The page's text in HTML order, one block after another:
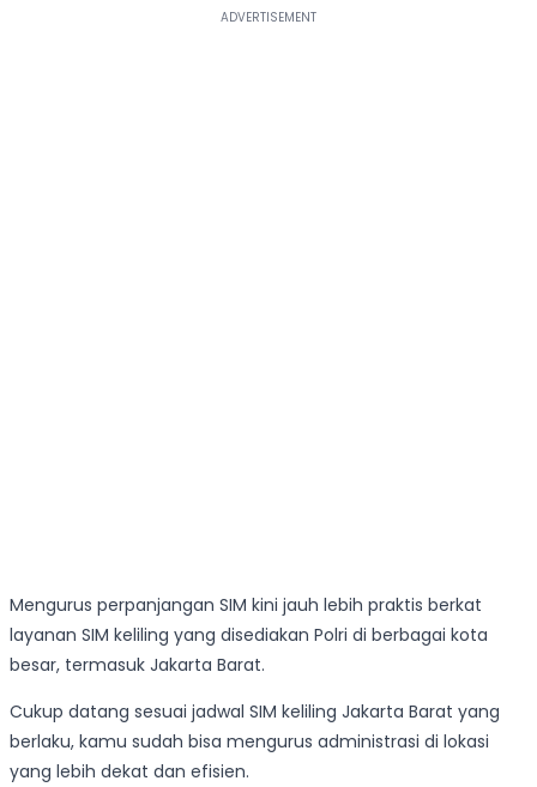
Mengurus perpanjangan SIM kini jauh lebih praktis berkat
layanan SIM keliling yang disediakan Polri di berbagai kota
besar, termasuk Jakarta Barat.
Cukup datang sesuai jadwal SIM keliling Jakarta Barat yang
berlaku, kamu sudah bisa mengurus administrasi di lokasi
yang lebih dekat dan efisien.